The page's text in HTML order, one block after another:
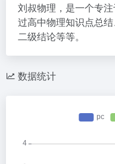
刘叔物理，是一个专
过高中物理知识点总结
二级结论等等。
数据统计